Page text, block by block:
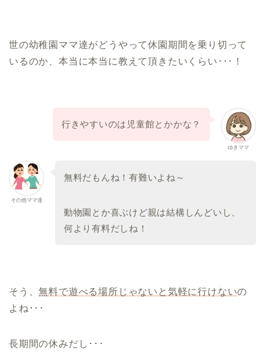
世の幼稚園ママ達がどうやって休園期間を乗り切って
いるのか、本当に本当に教えて頂きたいくらい･･･！
ゆきママ
行きやすいのは児童館とかかな？
その他ママ達
無料だもんね！有難いよね～
動物園とか喜ぶけど親は結構しんどいし、
何より有料だしね！
そう、無料で遊べる場所じゃないと気軽に行けないの
よね･･･
長期間の休みだし･･･